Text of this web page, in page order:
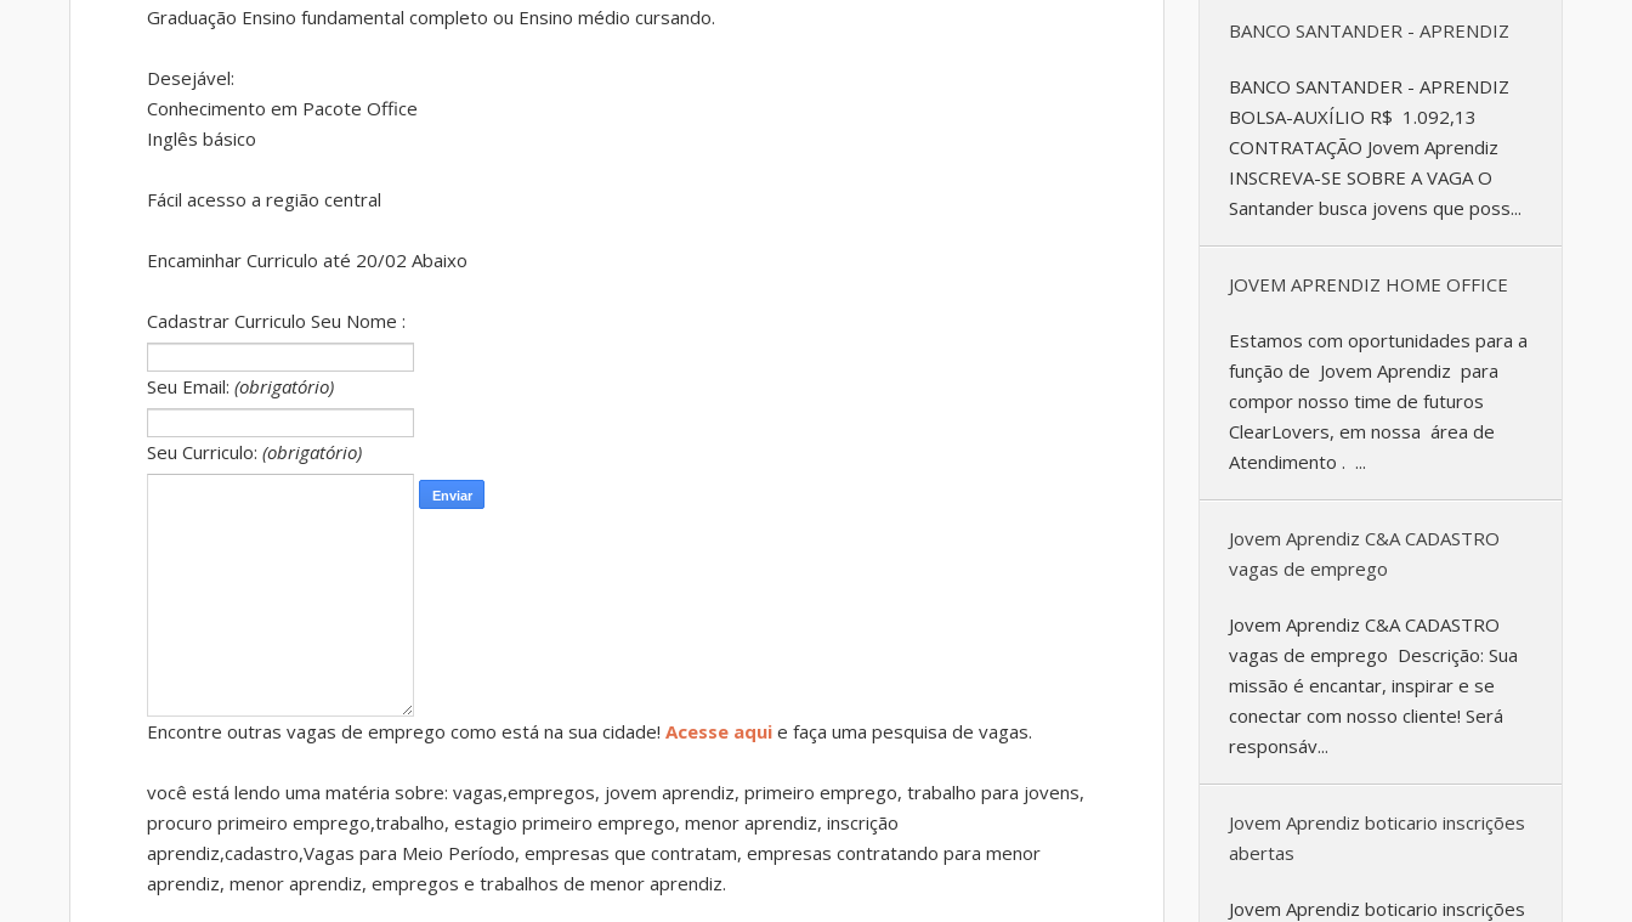
Graduação Ensino fundamental completo ou Ensino médio cursando.
Desejável:
Conhecimento em Pacote Office
Inglês básico
Fácil acesso a região central
Encaminhar Curriculo até 20/02 Abaixo
Cadastrar Curriculo Seu Nome :
Seu Email: (obrigatório)
Seu Curriculo: (obrigatório)
Encontre outras vagas de emprego como está na sua cidade! Acesse aqui e faça uma pesquisa de vagas.
você está lendo uma matéria sobre: vagas,empregos, jovem aprendiz, primeiro emprego, trabalho para jovens,
procuro primeiro emprego,trabalho, estagio primeiro emprego, menor aprendiz, inscrição
aprendiz,cadastro,Vagas para Meio Período, empresas que contratam, empresas contratando para menor
aprendiz, menor aprendiz, empregos e trabalhos de menor aprendiz.
BANCO SANTANDER - APRENDIZ
BANCO SANTANDER - APRENDIZ
BOLSA-AUXÍLIO R$ 1.092,13
CONTRATAÇÃO Jovem Aprendiz
INSCREVA-SE SOBRE A VAGA O
Santander busca jovens que poss...
JOVEM APRENDIZ HOME OFFICE
Estamos com oportunidades para a
função de Jovem Aprendiz para
compor nosso time de futuros
ClearLovers, em nossa área de
Atendimento . ...
Jovem Aprendiz C&A CADASTRO
vagas de emprego
Jovem Aprendiz C&A CADASTRO
vagas de emprego Descrição: Sua
missão é encantar, inspirar e se
conectar com nosso cliente! Será
responsáv...
Jovem Aprendiz boticario inscrições
abertas
Jovem Aprendiz boticario inscrições